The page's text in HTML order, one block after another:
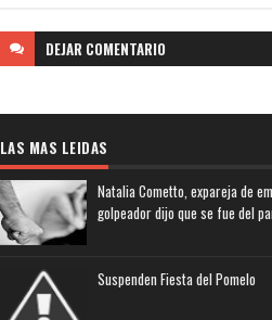
DEJAR COMENTARIO
LAS MAS LEIDAS
Natalia Cometto, expareja de
golpeador dijo que se fue del
Suspenden Fiesta del Pomelo